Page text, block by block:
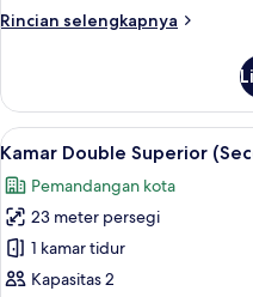
Rincian selengkapnya
Rincian
Kamar
Quadruple
Deluks
Lihat
semua
foto
untuk
Kamar
Double
2
Kamar Double Superior
Pemandangan kota
23 meter persegi
1 kamar tidur
Kapasitas 2